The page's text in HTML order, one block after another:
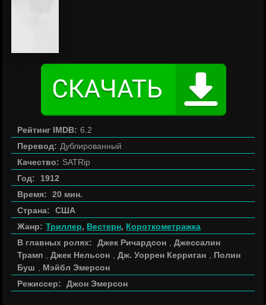
Рейтинг IMDB: 6.2
Перевод: Дублированный
Качество: SATRip
Год:
1912
Время:
20 мин.
Страна:
США
Жанр: Триллер, Вестерн, Короткометражка
В главных ролях:
Джек Ричардсон ,Джессалин
Трамп
,Джек Нельсон ,Дж. Уоррен Керриган
Полин
Буш
Мэйбл Эмерсон
Режиссер:
Джон Эмерсон